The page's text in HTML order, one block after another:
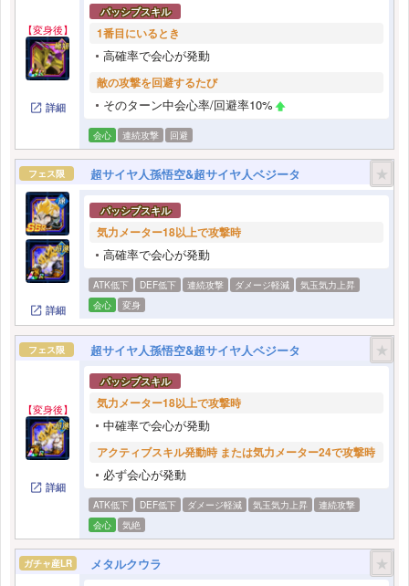
【変身後】
詳細
パッシブスキル
1番目にいるとき
高確率で会心が発動
敵の攻撃を回避するたび
そのターン中会心率/回避率10%
会心 連続攻撃 回避
フェス限 ★
超サイヤ人孫悟空&超サイヤ人ベジータ
詳細
パッシブスキル
気力メーター18以上で攻撃時
高確率で会心が発動
ATK低下 DEF低下 連続攻撃 ダメージ軽減
気玉気力上昇
会心
変身
フェス限 ★
超サイヤ人孫悟空&超サイヤ人ベジータ
【変身後】
詳細
パッシブスキル
気力メーター18以上で攻撃時
中確率で会心が発動
アクティブスキル発動時 または気力メーター24で攻撃時
必ず会心が発動
ATK低下 DEF低下 ダメージ軽減 気玉気力上昇
連続攻撃
会心
気絶
ガチャ産LR ★
メタルクウラ